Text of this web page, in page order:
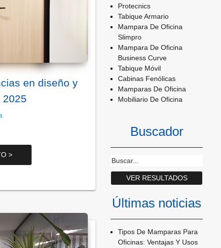
en diseño y
2025
>
Protecnics
Tabique Armario
Mampara De Oficina
Slimpro
Mampara De Oficina
Business Curve
Tabique Móvil
Cabinas Fenólicas
Mamparas De Oficina
Mobiliario De Oficina
Buscador
Últimas noticias
Tipos De Mamparas Para
Oficinas: Ventajas Y Usos